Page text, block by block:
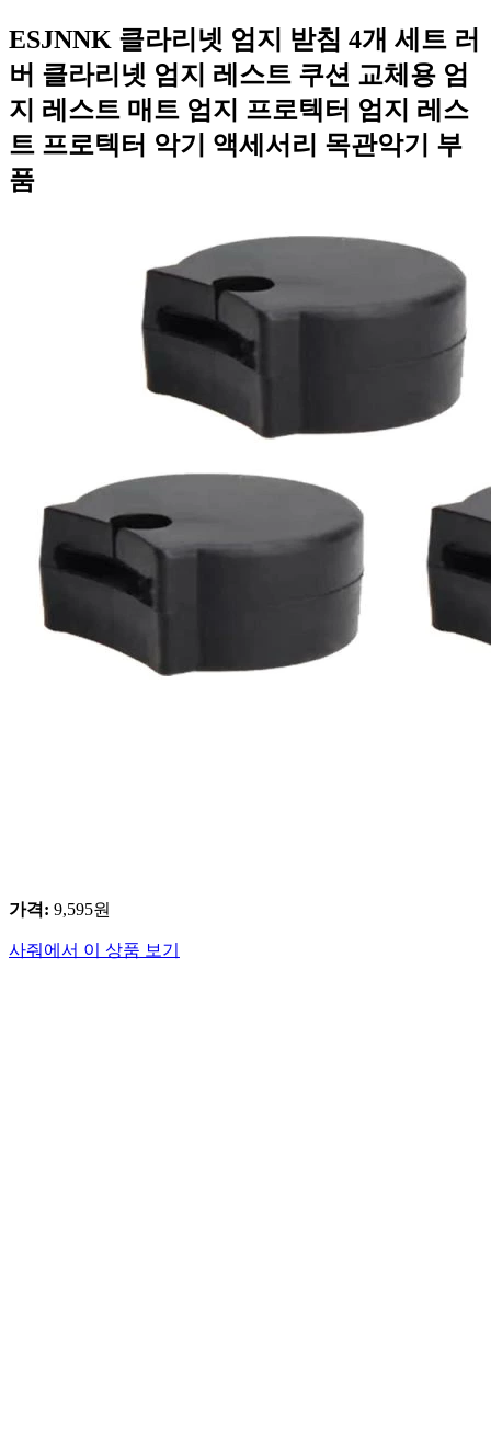
ESJNNK 클라리넷 엄지 받침 4개 세트 러
버 클라리넷 엄지 레스트 쿠션 교체용 엄
지 레스트 매트 엄지 프로텍터 엄지 레스
트 프로텍터 악기 액세서리 목관악기 부
품
가격: 9,595원
사줘에서 이 상품 보기